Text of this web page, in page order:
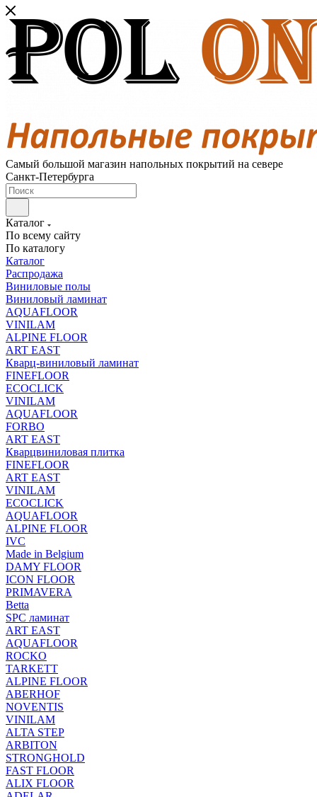
Самый большой магазин напольных покрытий на севере
Санкт-Петербурга
Каталог
По всему сайту
По каталогу
Каталог
Распродажа
Виниловые полы
Виниловый ламинат
AQUAFLOOR
VINILAM
ALPINE FLOOR
ART EAST
Кварц-виниловый ламинат
FINEFLOOR
ECOCLICK
VINILAM
AQUAFLOOR
FORBO
ART EAST
Кварцвиниловая плитка
FINEFLOOR
ART EAST
VINILAM
ECOCLICK
AQUAFLOOR
ALPINE FLOOR
IVC
Made in Belgium
DAMY FLOOR
ICON FLOOR
PRIMAVERA
Betta
SPC ламинат
ART EAST
AQUAFLOOR
ROCKO
TARKETT
ALPINE FLOOR
ABERHOF
NOVENTIS
VINILAM
ALTA STEP
ARBITON
STRONGHOLD
FAST FLOOR
ALIX FLOOR